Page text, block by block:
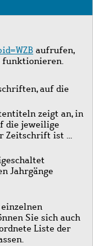
aufrufen,
funktionieren.
auf die
zeigt an, in
die jeweilige
Zeitschrift ist …
Jahrgänge
Sie sich auch
Liste der